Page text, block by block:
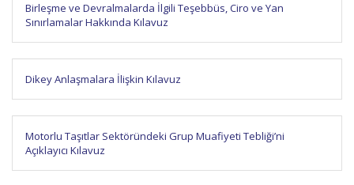
Birleşme ve Devralmalarda İlgili Teşebbüs, Ciro ve Yan
Sınırlamalar Hakkında Kılavuz
Dikey Anlaşmalara İlişkin Kılavuz
Motorlu Taşıtlar Sektöründeki Grup Muafiyeti Tebliği’ni
Açıklayıcı Kılavuz